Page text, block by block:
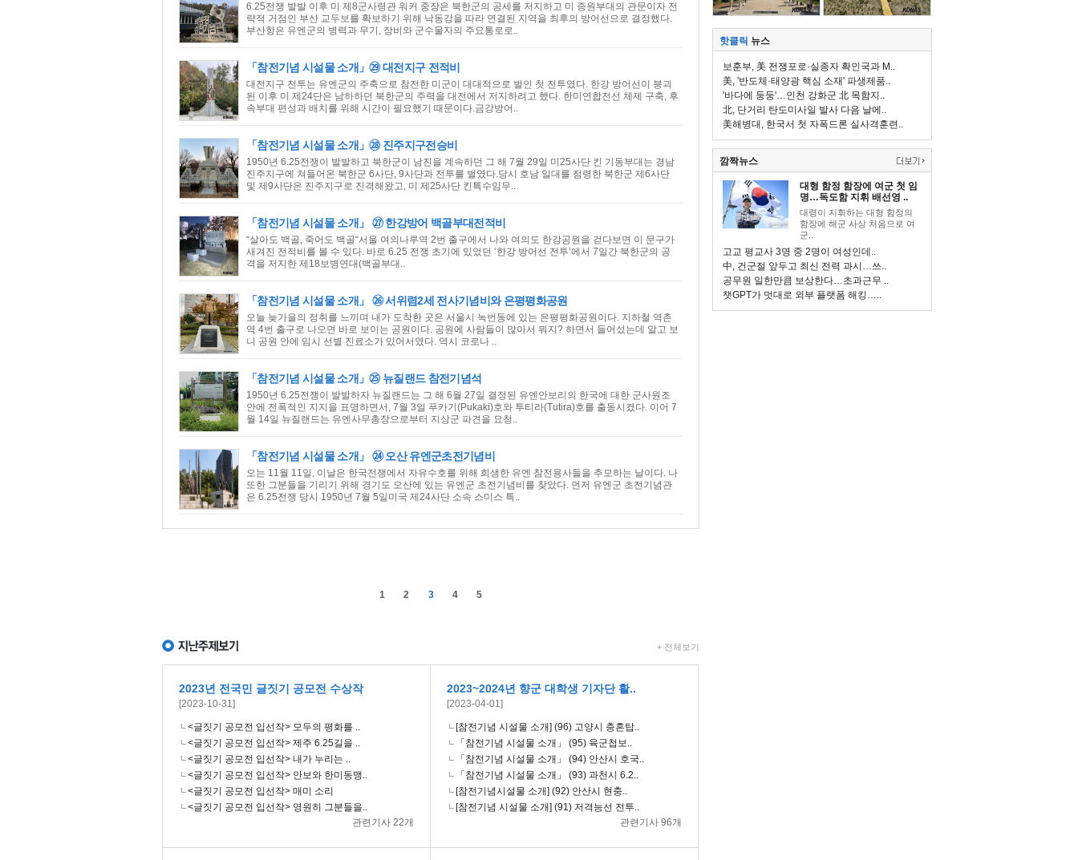
6.25전쟁 발발 이후 미 제8군사령관 워커 중장은 북한군의 공세를 저지하고 미 증원부대의 관문이자 전
략적 거점인 부산 교두보를 확보하기 위해 낙동강을 따라 연결된 지역을 최후의 방어선으로 결정했다.
부산항은 유엔군의 병력과 무기, 장비와 군수물자의 주요통로로..
「참전기념 시설물 소개」㉙ 대전지구 전적비
대전지구 전투는 유엔군의 주축으로 참전한 미군이 대대적으로 벌인 첫 전투였다. 한강 방어선이 붕괴
된 이후 미 제24단은 남하하던 북한군의 주력을 대전에서 저지하려고 했다. 한미연합전선 체제 구축, 후
속부대 편성과 배치를 위해 시간이 필요했기 때문이다.금강방어..
「참전기념 시설물 소개」㉘ 진주지구전승비
1950년 6.25전쟁이 발발하고 북한군이 남진을 계속하던 그 해 7월 29일 미25사단 킨 기동부대는 경남
진주지구에 쳐들어온 북한군 6사단, 9사단과 전투를 벌였다.당시 호남 일대를 점령한 북한군 제6사단
및 제9사단은 진주지구로 진격해왔고, 미 제25사단 킨특수임무..
「참전기념 시설물 소개」 ㉗ 한강방어 백골부대전적비
“살아도 백골, 죽어도 백골“서울 여의나루역 2번 출구에서 나와 여의도 한강공원을 걷다보면 이 문구가
새겨진 전적비를 볼 수 있다. 바로 6.25 전쟁 초기에 있었던 ‘한강 방어선 전투’에서 7일간 북한군의 공
격을 저지한 제18보병연대(백골부대..
「참전기념 시설물 소개」 ㉖ 서위렴2세 전사기념비와 은평평화공원
오늘 늦가을의 정취를 느끼며 내가 도착한 곳은 서울시 녹번동에 있는 은평평화공원이다. 지하철 역촌
역 4번 출구로 나오면 바로 보이는 공원이다. 공원에 사람들이 많아서 뭐지? 하면서 들어섰는데 알고 보
니 공원 안에 임시 선별 진료소가 있어서였다. 역시 코로나 ..
「참전기념 시설물 소개」㉕ 뉴질랜드 참전기념석
1950년 6.25전쟁이 발발하자 뉴질랜드는 그 해 6월 27일 결정된 유엔안보리의 한국에 대한 군사원조
안에 전폭적인 지지을 표명하면서, 7월 3일 푸카기(Pukaki)호와 투티라(Tutira)호를 출동시켰다. 이어 7
월 14일 뉴질랜드는 유엔사무총장으로부터 지상군 파견을 요청..
「참전기념 시설물 소개」 ㉔ 오산 유엔군초전기념비
오는 11월 11일, 이날은 한국전쟁에서 자유수호를 위해 희생한 유엔 참전용사들을 추모하는 날이다. 나
또한 그분들을 기리기 위해 경기도 오산에 있는 유엔군 초전기념비를 찾았다. 먼저 유엔군 초전기념관
은 6.25전쟁 당시 1950년 7월 5일미국 제24사단 소속 스미스 특..
1 2 3 4 5
+ 전체보기
2023년 전국민 글짓기 공모전 수상작
[2023-10-31]
<글짓기 공모전 입선작> 모두의 평화를 ..
<글짓기 공모전 입선작> 제주 6.25길을 ..
<글짓기 공모전 입선작> 내가 누리는 ..
<글짓기 공모전 입선작> 안보와 한미동맹..
<글짓기 공모전 입선작> 매미 소리
<글짓기 공모전 입선작> 영원히 그분들을..
관련기사 22개
2023~2024년 향군 대학생 기자단 활..
[2023-04-01]
[참전기념 시설물 소개] (96) 고양시 충혼탑..
「참전기념 시설물 소개」 (95) 육군첩보..
「참전기념 시설물 소개」 (94) 안산시 호국..
「참전기념 시설물 소개」 (93) 과천시 6.2..
[참전기념시설물 소개] (92) 안산시 현충..
[참전기념 시설물 소개] (91) 저격능선 전투..
관련기사 96개
핫클릭 뉴스
보훈부, 美 전쟁포로·실종자 확인국과 M..
美, '반도체·태양광 핵심 소재' 파생제품..
'바다에 둥둥'…인천 강화군 北 목함지..
北, 단거리 탄도미사일 발사 다음 날에..
美해병대, 한국서 첫 자폭드론 실사격훈련..
깜짝뉴스
대형 함정 함장에 여군 첫 임
명…독도함 지휘 배선영 ..
대령이 지휘하는 대형 함정의
함장에 해군 사상 처음으로 여
군..
고교 평교사 3명 중 2명이 여성인데..
中, 건군절 앞두고 최신 전력 과시…쓰..
공무원 일한만큼 보상한다…초과근무 ..
챗GPT가 멋대로 외부 플랫폼 해킹…..